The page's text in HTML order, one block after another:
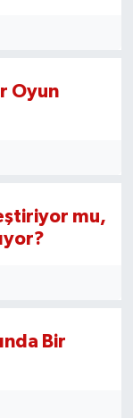
Oyun
mu,
Bir